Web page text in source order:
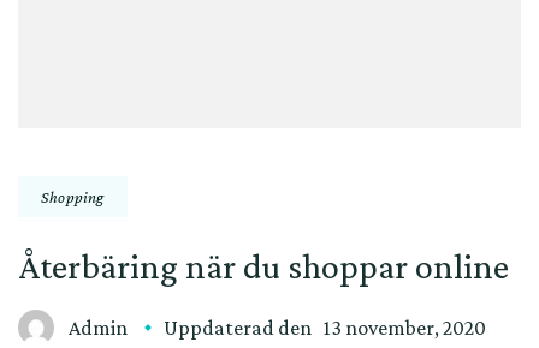
Shopping
Återbäring när du shoppar online
Admin Uppdaterad den 13 november, 2020